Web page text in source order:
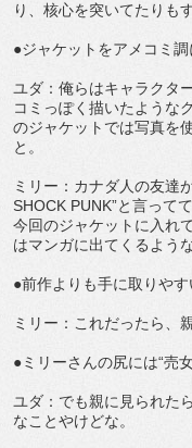
り、核心を突いてたりも
●ジャケットをアメコミ
ユダ：俺らはキャラクタ
コミっぽく描いたような
のジャケットでは写真を
と。
ミリー：カナダ人の友達
SHOCK PUNK”と言って
今回のジャケットに入れ
はマンガに出てくるよう
●前作よりも手に取りやす
ミリー：これだったら、
●ミリーさんの尻には“売
ユダ：でも親に見られた
なことやけどな。